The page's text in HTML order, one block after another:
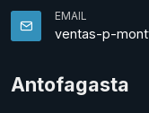
EMAIL
ventas-p-
Antofagasta